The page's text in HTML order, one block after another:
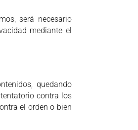
será necesario
mediante el
quedando
contra los
el orden o bien